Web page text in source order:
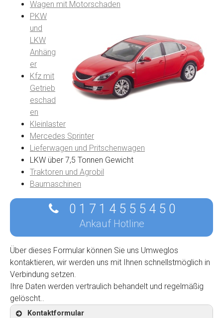
Wagen mit Motorschaden
PKW
und
LKW
Anhäng
er
Kfz mit
Getrieb
eschad
en
Kleinlaster
Mercedes Sprinter
Lieferwagen und Pritschenwagen
LKW über 7,5 Tonnen Gewicht
Traktoren und Agrobil
Baumaschinen
0 1 7 1 4 5 5 5 4 5 0
Ankauf Hotline
Über dieses Formular können Sie uns Umweglos
kontaktieren, wir werden uns mit Ihnen schnellstmöglich in
Verbindung setzen.
Ihre Daten werden vertraulich behandelt und regelmäßig
gelöscht..
Kontaktformular